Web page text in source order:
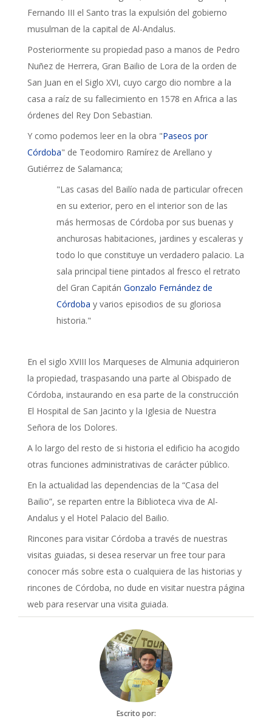
Fernando III el Santo tras la expulsión del gobierno
musulman de la capital de Al-Andalus.
Posteriormente su propiedad paso a manos de Pedro
Nuñez de Herrera, Gran Bailio de Lora de la orden de
San Juan en el Siglo XVI, cuyo cargo dio nombre a la
casa a raíz de su fallecimiento en 1578 en Africa a las
órdenes del Rey Don Sebastian.
Y como podemos leer en la obra "Paseos por
Córdoba" de Teodomiro Ramírez de Arellano y
Gutiérrez de Salamanca;
"Las casas del Bailío nada de particular ofrecen
en su exterior, pero en el interior son de las
más hermosas de Córdoba por sus buenas y
anchurosas habitaciones, jardines y escaleras y
todo lo que constituye un verdadero palacio. La
sala principal tiene pintados al fresco el retrato
del Gran Capitán Gonzalo Fernández de
Córdoba y varios episodios de su gloriosa
historia."
En el siglo XVIII los Marqueses de Almunia adquirieron
la propiedad, traspasando una parte al Obispado de
Córdoba, instaurando en esa parte de la construcción
El Hospital de San Jacinto y la Iglesia de Nuestra
Señora de los Dolores.
A lo largo del resto de si historia el edificio ha acogido
otras funciones administrativas de carácter público.
En la actualidad las dependencias de la “Casa del
Bailio”, se reparten entre la Biblioteca viva de Al-
Andalus y el Hotel Palacio del Bailio.
Rincones para visitar Córdoba a través de nuestras
visitas guiadas, si desea reservar un free tour para
conocer más sobre esta o cualquiera de las historias y
rincones de Córdoba, no dude en visitar nuestra página
web para reservar una visita guiada.
Escrito por: